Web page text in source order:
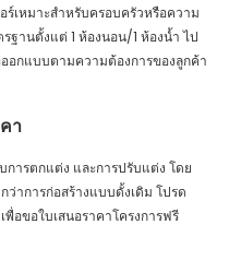
เหมาะสำหรับครอบครัวหรือความ
ฐานตั้งแต่ 1 ห้องนอน/1 ห้องน้ำ ไป
กแบบตามความต้องการของลูกค้า
า
ารตกแต่ง และการปรับแต่ง โดย
าการก่อสร้างแบบดั้งเดิม โปรด
อขอใบเสนอราคาโครงการฟรี